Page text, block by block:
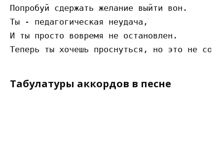
Попробуй сдержать желание выйти вон.
Ты - педагогическая неудача,
И ты просто вовремя не остановлен.
Табулатуры аккордов в песне